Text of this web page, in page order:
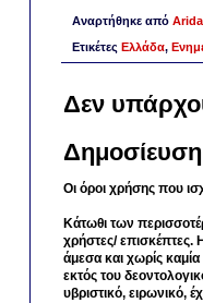
Αναρτήθηκε από
Ετικέτες Ελλάδα,
Δεν
Οι όροι χρήσης που
Κάτωθι των
χρήστες/ επισκέπτες.
άμεσα και χωρίς
εκτός του
υβριστικό, ειρωνικό,